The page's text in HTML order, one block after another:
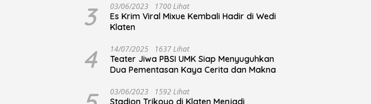
3 03/06/2023 1700 Lihat
Es Krim Viral Mixue Kembali Hadir di Wedi
Klaten
4 14/07/2025 1637 Lihat
Teater Jiwa PBSI UMK Siap Menyuguhkan
Dua Pementasan Kaya Cerita dan Makna
03/06/2023 1592 Lihat
Stadion Trikoyo di Klaten Menjadi